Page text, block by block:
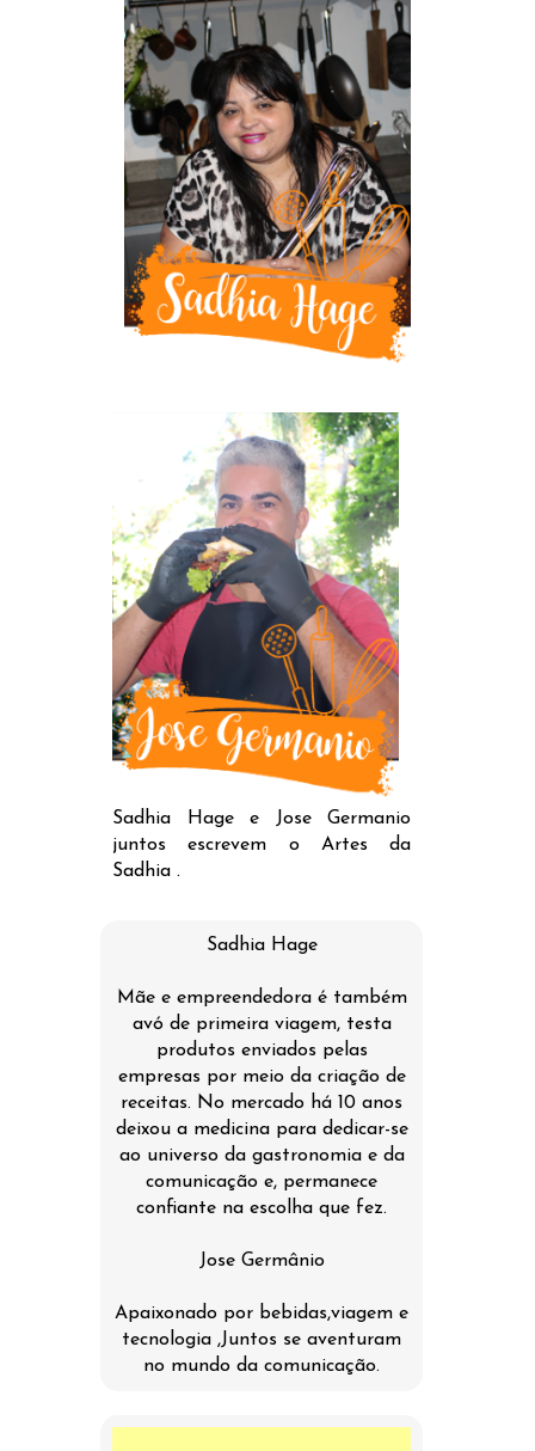
Sadhia Hage e Jose Germanio
juntos escrevem o Artes da
Sadhia .
Sadhia Hage
Mãe e empreendedora é também
avó de primeira viagem, testa
produtos enviados pelas
empresas por meio da criação de
receitas. No mercado há 10 anos
deixou a medicina para dedicar-se
ao universo da gastronomia e da
comunicação e, permanece
confiante na escolha que fez.
Jose Germânio
Apaixonado por bebidas,viagem e
tecnologia ,Juntos se aventuram
no mundo da comunicação.